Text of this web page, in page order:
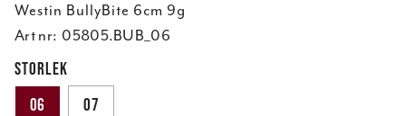
Westin BullyBite 6cm 9g
Art nr: 05805.BUB_06
STORLEK
06
07